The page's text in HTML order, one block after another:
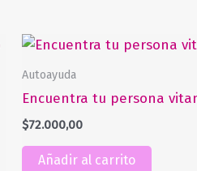
Autoayuda
Encuentra tu persona
$72.000,00
Añadir al carrito